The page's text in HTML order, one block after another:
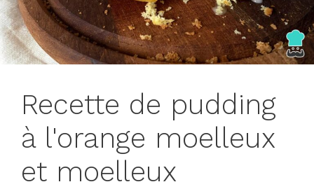
Recette de pudding
à l'orange moelleux
et moelleux